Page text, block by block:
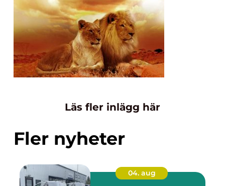
Läs fler inlägg här
Fler nyheter
04. aug